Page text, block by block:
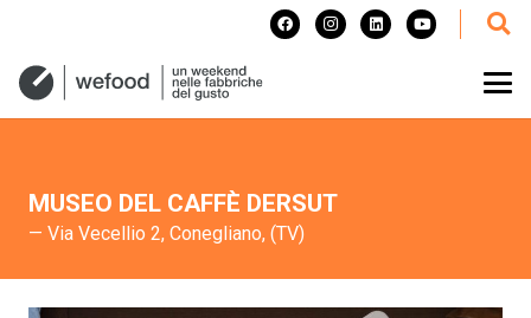
MUSEO DEL CAFFÈ DERSUT
— Via Vecellio 2, Conegliano, (TV)